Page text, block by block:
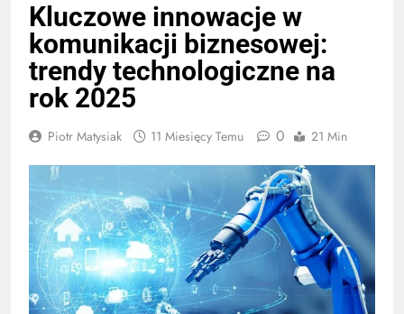
Kluczowe innowacje w
komunikacji biznesowej:
trendy technologiczne na
rok 2025
Piotr Matysiak 11 Miesięcy Temu 0 21 Min